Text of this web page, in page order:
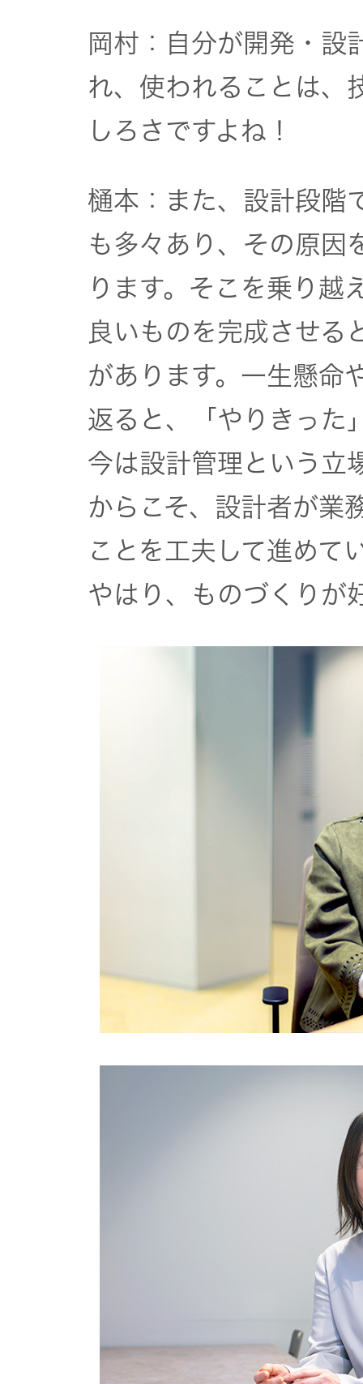
岡村：自分が開発・設
れ、使われることは、
しろさですよね！
樋本：また、設計段階
も多々あり、その原因
ります。そこを乗り越
良いものを完成させる
があります。一生懸命
返ると、「やりきった
今は設計管理という立
からこそ、設計者が業
ことを工夫して進めて
やはり、ものづくりが